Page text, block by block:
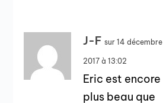
J-F sur 14 décembre
2017 à 13:02
Eric est encore
plus beau que